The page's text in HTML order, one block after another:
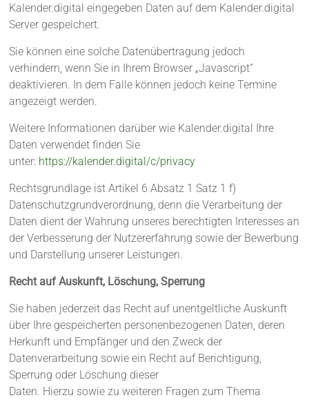
Kalender.digital eingegeben Daten auf dem Kalender.digital
Server gespeichert.
Sie können eine solche Datenübertragung jedoch
verhindern, wenn Sie in Ihrem Browser „Javascript“
deaktivieren. In dem Falle können jedoch keine Termine
angezeigt werden.
Weitere Informationen darüber wie Kalender.digital Ihre
Daten verwendet finden Sie
unter: https://kalender.digital/c/privacy
Rechtsgrundlage ist Artikel 6 Absatz 1 Satz 1 f)
Datenschutzgrundverordnung, denn die Verarbeitung der
Daten dient der Wahrung unseres berechtigten Interesses an
der Verbesserung der Nutzererfahrung sowie der Bewerbung
und Darstellung unserer Leistungen.
Recht auf Auskunft, Löschung, Sperrung
Sie haben jederzeit das Recht auf unentgeltliche Auskunft
über Ihre gespeicherten personenbezogenen Daten, deren
Herkunft und Empfänger und den Zweck der
Datenverarbeitung sowie ein Recht auf Berichtigung,
Sperrung oder Löschung dieser
Daten. Hierzu sowie zu weiteren Fragen zum Thema